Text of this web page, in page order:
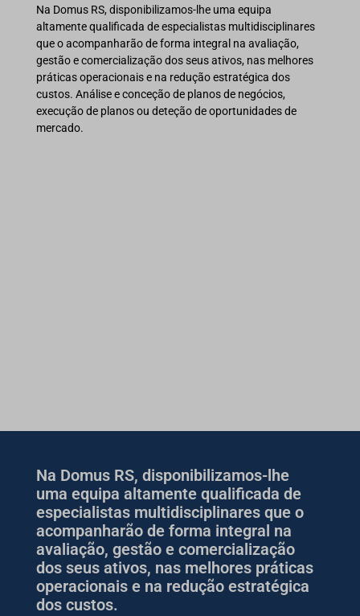
Na Domus RS, disponibilizamos-lhe uma equipa
altamente qualificada de especialistas multidisciplinares
que o acompanharão de forma integral na avaliação,
gestão e comercialização dos seus ativos, nas melhores
práticas operacionais e na redução estratégica dos
custos. Análise e conceção de planos de negócios,
execução de planos ou deteção de oportunidades de
mercado.
Na Domus RS, disponibilizamos-lhe
uma equipa altamente qualificada de
especialistas multidisciplinares que o
acompanharão de forma integral na
avaliação, gestão e comercialização
dos seus ativos, nas melhores práticas
operacionais e na redução estratégica
dos custos.